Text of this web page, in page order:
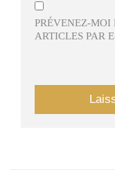
PRÉVENEZ-MOI
ARTICLES PAR